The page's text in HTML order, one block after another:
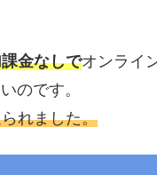
金なしでオンライ
のです。
れました。